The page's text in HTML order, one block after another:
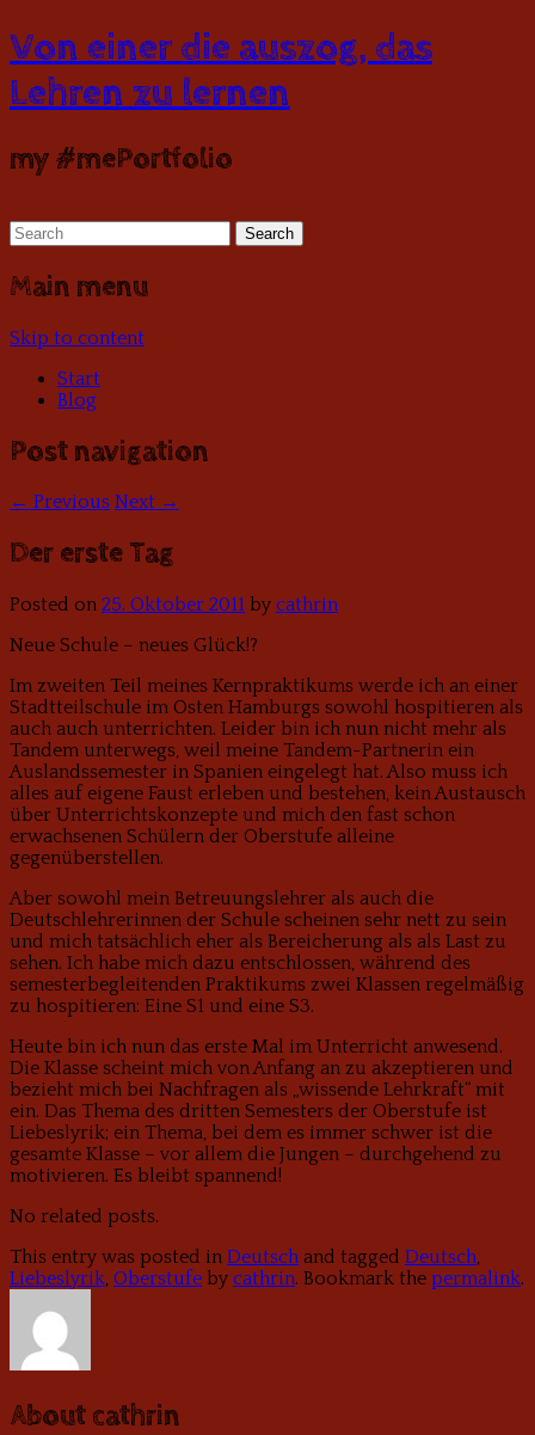
Von einer die auszog, das
Lehren zu lernen
my #mePortfolio
Main menu
Skip to content
Start
Blog
Post navigation
← Previous Next →
Der erste Tag
Posted on 25. Oktober 2011 by cathrin
Neue Schule – neues Glück!?
Im zweiten Teil meines Kernpraktikums werde ich an einer
Stadtteilschule im Osten Hamburgs sowohl hospitieren als
auch auch unterrichten. Leider bin ich nun nicht mehr als
Tandem unterwegs, weil meine Tandem-Partnerin ein
Auslandssemester in Spanien eingelegt hat. Also muss ich
alles auf eigene Faust erleben und bestehen, kein Austausch
über Unterrichtskonzepte und mich den fast schon
erwachsenen Schülern der Oberstufe alleine
gegenüberstellen.
Aber sowohl mein Betreuungslehrer als auch die
Deutschlehrerinnen der Schule scheinen sehr nett zu sein
und mich tatsächlich eher als Bereicherung als als Last zu
sehen. Ich habe mich dazu entschlossen, während des
semesterbegleitenden Praktikums zwei Klassen regelmäßig
zu hospitieren: Eine S1 und eine S3.
Heute bin ich nun das erste Mal im Unterricht anwesend.
Die Klasse scheint mich von Anfang an zu akzeptieren und
bezieht mich bei Nachfragen als „wissende Lehrkraft“ mit
ein. Das Thema des dritten Semesters der Oberstufe ist
Liebeslyrik; ein Thema, bei dem es immer schwer ist die
gesamte Klasse – vor allem die Jungen – durchgehend zu
motivieren. Es bleibt spannend!
No related posts.
This entry was posted in Deutsch and tagged Deutsch,
Liebeslyrik, Oberstufe by cathrin. Bookmark the permalink.
About cathrin